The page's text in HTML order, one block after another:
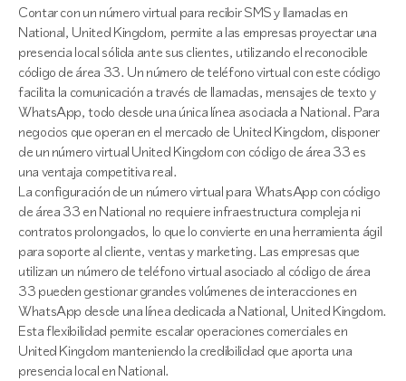
Contar con un número virtual para recibir SMS y llamadas en
National, United Kingdom, permite a las empresas proyectar una
presencia local sólida ante sus clientes, utilizando el reconocible
código de área 33. Un número de teléfono virtual con este código
facilita la comunicación a través de llamadas, mensajes de texto y
WhatsApp, todo desde una única línea asociada a National. Para
negocios que operan en el mercado de United Kingdom, disponer
de un número virtual United Kingdom con código de área 33 es
una ventaja competitiva real.
La configuración de un número virtual para WhatsApp con código
de área 33 en National no requiere infraestructura compleja ni
contratos prolongados, lo que lo convierte en una herramienta ágil
para soporte al cliente, ventas y marketing. Las empresas que
utilizan un número de teléfono virtual asociado al código de área
33 pueden gestionar grandes volúmenes de interacciones en
WhatsApp desde una línea dedicada a National, United Kingdom.
Esta flexibilidad permite escalar operaciones comerciales en
United Kingdom manteniendo la credibilidad que aporta una
presencia local en National.